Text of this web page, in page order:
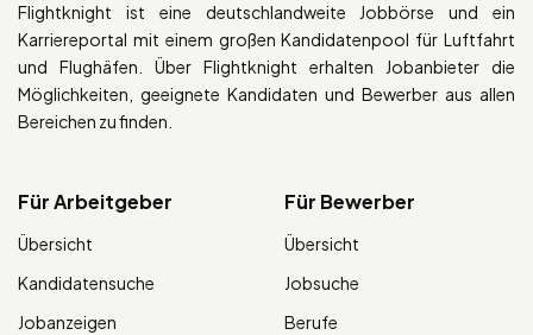
Flightknight ist eine deutschlandweite Jobbörse und ein
Karriereportal mit einem großen Kandidatenpool für Luftfahrt
und Flughäfen. Über Flightknight erhalten Jobanbieter die
Möglichkeiten, geeignete Kandidaten und Bewerber aus allen
Bereichen zu finden.
Für Arbeitgeber
Übersicht
Kandidatensuche
Jobanzeigen
Für Bewerber
Übersicht
Jobsuche
Berufe